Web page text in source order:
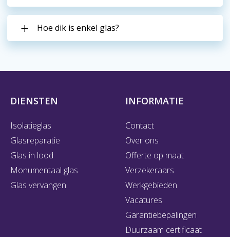
Hoe dik is enkel glas?
DIENSTEN
Isolatieglas
Glasreparatie
Glas in lood
Monumentaal glas
Glas vervangen
INFORMATIE
Contact
Over ons
Offerte op maat
Verzekeraars
Werkgebieden
Vacatures
Garantiebepalingen
Duurzaam certificaat